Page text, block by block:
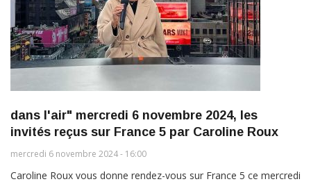
dans l'air" mercredi 6 novembre 2024, les
invités reçus sur France 5 par Caroline Roux
mercredi 6 novembre 2024 - 16:00
Caroline Roux vous donne rendez-vous sur France 5 ce mercredi